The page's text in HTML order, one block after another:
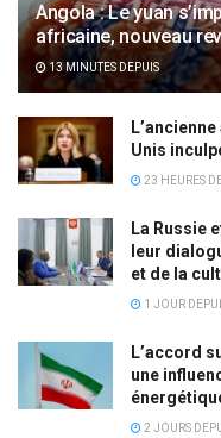
Angola : Le yuan
africaine, nouveau
13 MINUTES DEPUIS
Unis
23 HEURES
La Russie
leur
et de la
1 JOUR
L’accord
une
2 JOURS